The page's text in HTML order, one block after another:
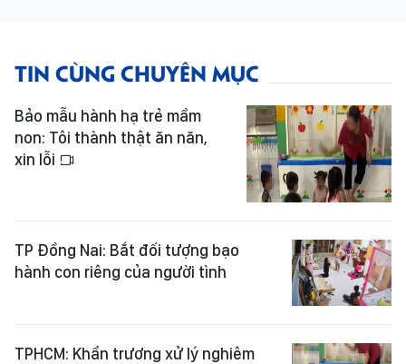
TIN CÙNG CHUYÊN MỤC
Bảo mẫu hành hạ trẻ mầm
non: Tôi thành thật ăn năn,
xin lỗi
TP Đồng Nai: Bắt đối tượng bạo
hành con riêng của người tình
TPHCM: Khẩn trương xử lý nghiêm